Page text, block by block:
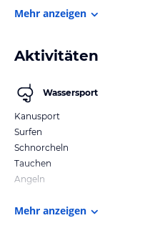
Mehr anzeigen
Aktivitäten
Wassersport
Kanusport
Surfen
Schnorcheln
Tauchen
Angeln
Mehr anzeigen